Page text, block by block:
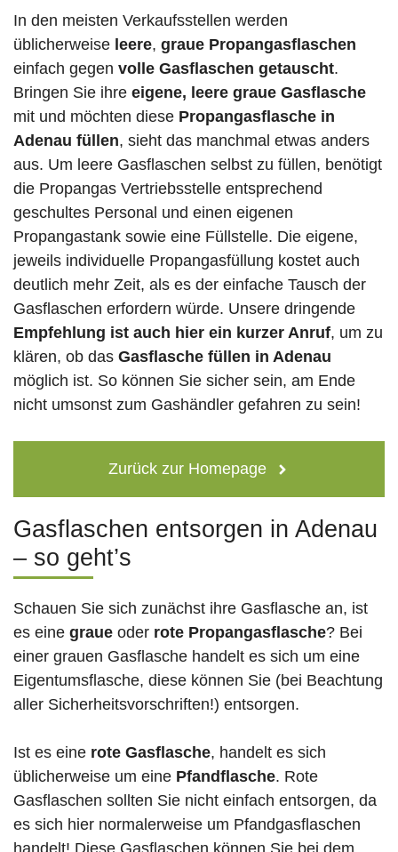
In den meisten Verkaufsstellen werden
üblicherweise leere, graue Propangasflaschen
einfach gegen volle Gasflaschen getauscht.
Bringen Sie ihre eigene, leere graue Gasflasche
mit und möchten diese Propangasflasche in
Adenau füllen, sieht das manchmal etwas anders
aus. Um leere Gasflaschen selbst zu füllen, benötigt
die Propangas Vertriebsstelle entsprechend
geschultes Personal und einen eigenen
Propangastank sowie eine Füllstelle. Die eigene,
jeweils individuelle Propangasfüllung kostet auch
deutlich mehr Zeit, als es der einfache Tausch der
Gasflaschen erfordern würde. Unsere dringende
Empfehlung ist auch hier ein kurzer Anruf, um zu
klären, ob das Gasflasche füllen in Adenau
möglich ist. So können Sie sicher sein, am Ende
nicht umsonst zum Gashändler gefahren zu sein!
Zurück zur Homepage
Gasflaschen entsorgen in Adenau
– so geht’s
Schauen Sie sich zunächst ihre Gasflasche an, ist
es eine graue oder rote Propangasflasche? Bei
einer grauen Gasflasche handelt es sich um eine
Eigentumsflasche, diese können Sie (bei Beachtung
aller Sicherheitsvorschriften!) entsorgen.
Ist es eine rote Gasflasche, handelt es sich
üblicherweise um eine Pfandflasche. Rote
Gasflaschen sollten Sie nicht einfach entsorgen, da
es sich hier normalerweise um Pfandgasflaschen